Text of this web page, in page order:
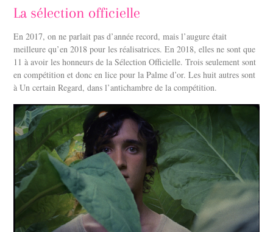
La sélection officielle
En 2017, on ne parlait pas d’année record, mais l’augure était
meilleure qu’en 2018 pour les réalisatrices. En 2018, elles ne sont que
11 à avoir les honneurs de la Sélection Officielle. Trois seulement sont
en compétition et donc en lice pour la Palme d’or. Les huit autres sont
à Un certain Regard, dans l’antichambre de la compétition.